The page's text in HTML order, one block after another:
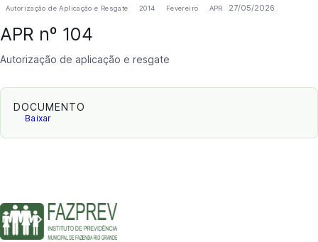
Autorização de Aplicação e Resgate 2014 Fevereiro APR 27/05/2026
APR nº 104
Autorização de aplicação e resgate
DOCUMENTO
Baixar